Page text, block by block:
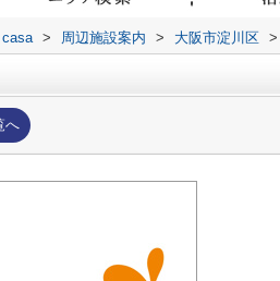
> 周辺施設案内 > 大阪市淀川区 >
へ